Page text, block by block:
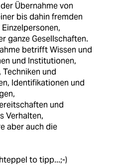
Übernahme von
bis dahin fremden
ganze Gesellschaften.
betrifft Wissen und
und Institutionen,
und
Identifikationen und
und
Verhalten,
aber auch die
to tipp...;-)